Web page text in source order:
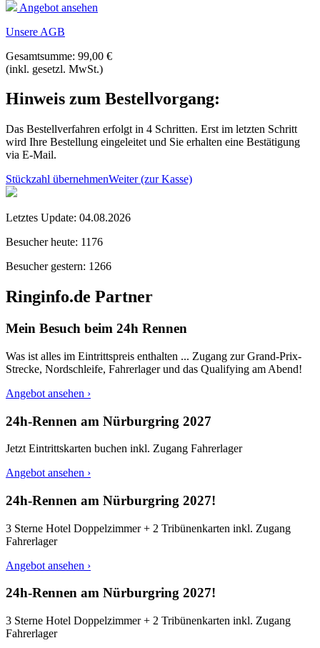
Angebot ansehen
Unsere AGB
Gesamtsumme: 99,00 €
(inkl. gesetzl. MwSt.)
Hinweis zum Bestellvorgang:
Das Bestellverfahren erfolgt in 4 Schritten. Erst im letzten Schritt
wird Ihre Bestellung eingeleitet und Sie erhalten eine Bestätigung
via E-Mail.
Stückzahl übernehmenWeiter (zur Kasse)
Letztes Update: 04.08.2026
Besucher heute: 1176
Besucher gestern: 1266
Ringinfo.de Partner
Mein Besuch beim 24h Rennen
Was ist alles im Eintrittspreis enthalten ... Zugang zur Grand-Prix-
Strecke, Nordschleife, Fahrerlager und das Qualifying am Abend!
Angebot ansehen ›
24h-Rennen am Nürburgring 2027
Jetzt Eintrittskarten buchen inkl. Zugang Fahrerlager
Angebot ansehen ›
24h-Rennen am Nürburgring 2027!
3 Sterne Hotel Doppelzimmer + 2 Tribünenkarten inkl. Zugang
Fahrerlager
Angebot ansehen ›
24h-Rennen am Nürburgring 2027!
3 Sterne Hotel Doppelzimmer + 2 Tribünenkarten inkl. Zugang
Fahrerlager